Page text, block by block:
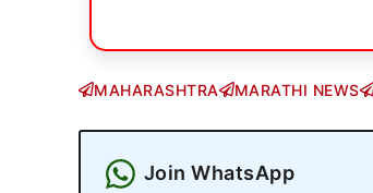
MAHARASHTRA MARATHI NEWS
Join WhatsApp